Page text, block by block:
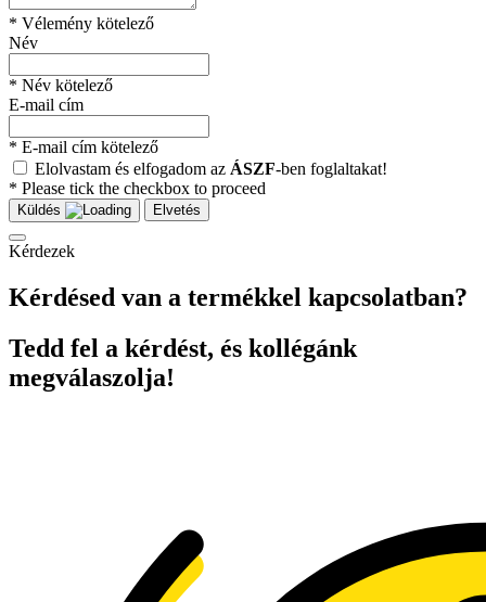
* Vélemény kötelező
Név
* Név kötelező
E-mail cím
* E-mail cím kötelező
Elolvastam és elfogadom az ÁSZF-ben foglaltakat!
* Please tick the checkbox to proceed
Küldés Elvetés
Kérdezek
Kérdésed van a termékkel kapcsolatban?
Tedd fel a kérdést, és kollégánk
megválaszolja!